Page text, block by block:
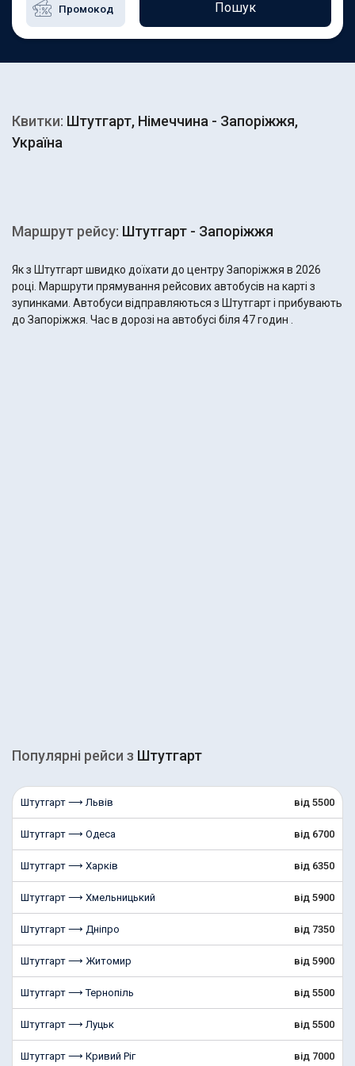
Пошук
Квитки: Штутгарт, Німеччина - Запоріжжя,
Україна
Маршрут рейсу: Штутгарт - Запоріжжя
Як з Штутгарт швидко доїхати до центру Запоріжжя в 2026
році. Маршрути прямування рейсових автобусів на карті з
зупинками. Автобуси відправляються з Штутгарт і прибувають
до Запоріжжя. Час в дорозі на автобусі біля 47 годин .
Популярні рейcи з Штутгарт
Штутгарт ⟶ Львів від 5500
Штутгарт ⟶ Одеса від 6700
Штутгарт ⟶ Харків від 6350
Штутгарт ⟶ Хмельницький від 5900
Штутгарт ⟶ Дніпро від 7350
Штутгарт ⟶ Житомир від 5900
Штутгарт ⟶ Тернопіль від 5500
Штутгарт ⟶ Луцьк від 5500
Штутгарт ⟶ Кривий Ріг від 7000